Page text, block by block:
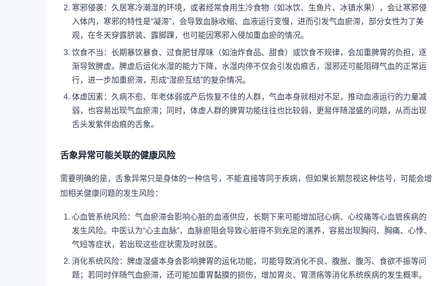
寒邪侵袭：久居寒冷潮湿的环境，或者经常食用生冷食物（如冰饮、生鱼片、冰镇水果），会让寒邪侵
入体内，寒邪的特性是“凝滞”，会导致血脉收缩、血液运行变慢，进而引发气血瘀滞，部分女性为了美
观，在冬天穿露脐装、露脚踝，也可能因寒邪入侵加重血瘀的情况。
饮食不当：长期暴饮暴食、过食肥甘厚味（如油炸食品、甜食）或饮食不规律，会加重脾胃的负担，逐
渐导致脾虚。脾虚后运化水湿的能力下降，水湿内停不仅会引发齿痕舌，湿邪还可能阻碍气血的正常运
行，进一步加重瘀滞，形成“湿瘀互结”的复杂情况。
体虚因素：久病不愈、年老体弱或产后恢复不佳的人群，气血本身就相对不足，推动血液运行的力量减
弱，也容易出现气血瘀滞；同时，体虚人群的脾胃功能往往也比较弱，更易伴随湿盛的问题，从而出现
舌头发紫伴齿痕的舌象。
舌象异常可能关联的健康风险
需要明确的是，舌象异常只是身体的一种信号，不能直接等同于疾病，但如果长期忽视这种信号，可能会增
加相关健康问题的发生风险：
心血管系统风险：气血瘀滞会影响心脏的血液供应，长期下来可能增加冠心病、心绞痛等心血管疾病的
发生风险。中医认为“心主血脉”，血脉瘀阻会导致心脏得不到充足的濡养，容易出现胸闷、胸痛、心悸、
气短等症状，若出现这些症状需及时就医。
消化系统风险：脾虚湿盛本身会影响脾胃的运化功能，可能导致消化不良、腹胀、腹泻、食欲不振等问
题；若同时伴随气血瘀滞，还可能加重胃黏膜的损伤，增加胃炎、胃溃疡等消化系统疾病的发生概率。